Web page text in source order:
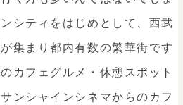
シティをはじめとして、西武
集まり都内有数の繁華街です
カフェグルメ・休憩スポット
ンシャインシネマからのカフ